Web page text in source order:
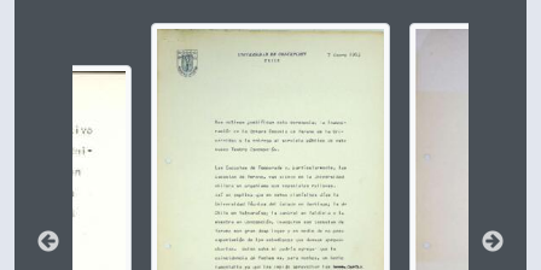
Changing the current slide of this carousel will